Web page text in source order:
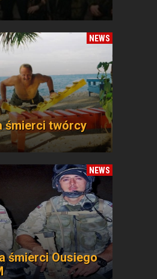
NEWS
śmierci twórcy
NEWS
śmierci Ousiego